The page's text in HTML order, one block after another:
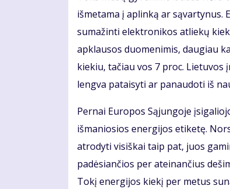
išmetama į aplinką ar sąvartynus.
sumažinti elektronikos atliekų
apklausos duomenimis, daugiau
kiekiu, tačiau vos 7 proc.
lengva pataisyti ar panaudoti iš
Pernai Europos Sąjungoje
išmaniosios energijos etiketę.
atrodyti visiškai taip pat, juos
padėsiančios per ateinančius
Tokį energijos kiekį per metus